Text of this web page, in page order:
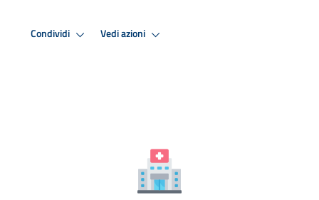
Condividi Vedi azioni